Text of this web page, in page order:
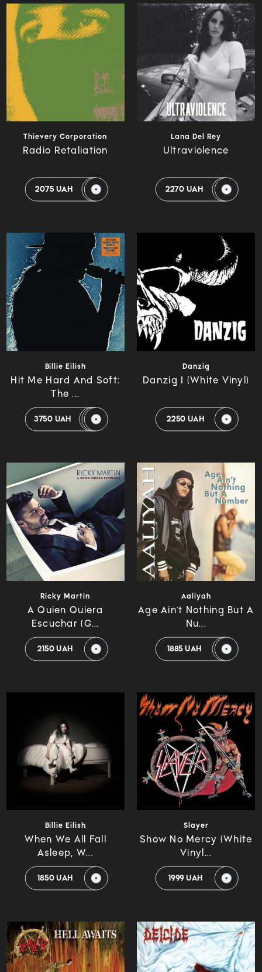
Thievery Corporation
Radio Retaliation
2075 UAH
Lana Del Rey
Ultraviolence
2270 UAH
Billie Eilish
Hit Me Hard And Soft:
The ...
3750 UAH
Danzig
Danzig I (White Vinyl)
2250 UAH
Ricky Martin
A Quien Quiera
Escuchar (G...
2150 UAH
Aaliyah
Age Ain`t Nothing But A
Nu...
1885 UAH
Billie Eilish
When We All Fall
Asleep, W...
1850 UAH
Slayer
Show No Mercy (White
Vinyl...
1999 UAH